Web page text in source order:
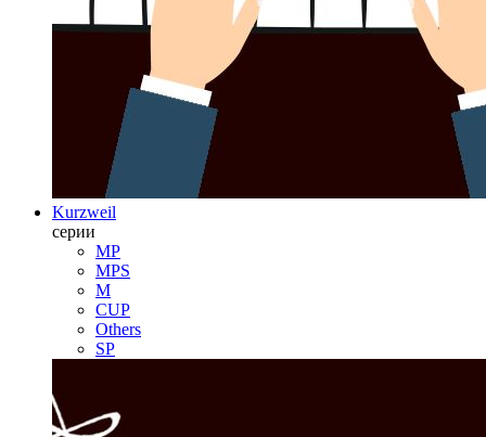
Kurzweil
серии
MP
MPS
M
CUP
Others
SP